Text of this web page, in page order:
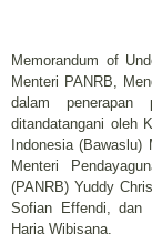
Memorandum of
Menteri PANRB,
dalam
ditandatangani oleh
Indonesia
Menteri
(PANRB) Yuddy
Sofian Effendi, dan
Haria Wibisana.